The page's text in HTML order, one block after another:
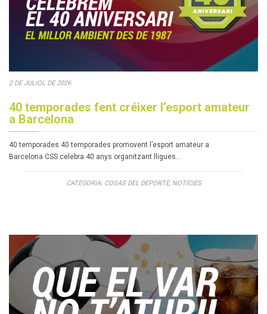
2 DE JULIOL DE 2026
40 temporades fent créixer l’esport amateur
a Barcelona
40 temporades 40 temporades promovent l’esport amateur a
Barcelona CSS celebra 40 anys organitzant lligues…
CATEGORIA: COSAS DEL DEPORTE, NOTÍCIES